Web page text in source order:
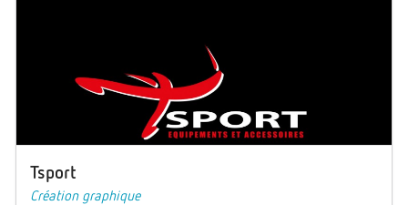
Tsport
Création graphique